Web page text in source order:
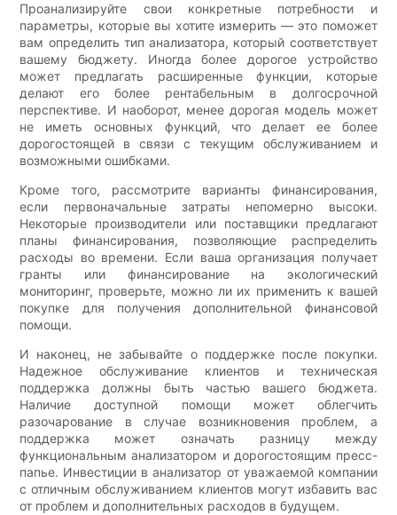
Проанализируйте свои конкретные потребности и
параметры, которые вы хотите измерить — это поможет
вам определить тип анализатора, который соответствует
вашему бюджету. Иногда более дорогое устройство
может предлагать расширенные функции, которые
делают его более рентабельным в долгосрочной
перспективе. И наоборот, менее дорогая модель может
не иметь основных функций, что делает ее более
дорогостоящей в связи с текущим обслуживанием и
возможными ошибками.
Кроме того, рассмотрите варианты финансирования,
если первоначальные затраты непомерно высоки.
Некоторые производители или поставщики предлагают
планы финансирования, позволяющие распределить
расходы во времени. Если ваша организация получает
гранты или финансирование на экологический
мониторинг, проверьте, можно ли их применить к вашей
покупке для получения дополнительной финансовой
помощи.
И наконец, не забывайте о поддержке после покупки.
Надежное обслуживание клиентов и техническая
поддержка должны быть частью вашего бюджета.
Наличие доступной помощи может облегчить
разочарование в случае возникновения проблем, а
поддержка может означать разницу между
функциональным анализатором и дорогостоящим пресс-
папье. Инвестиции в анализатор от уважаемой компании
с отличным обслуживанием клиентов могут избавить вас
от проблем и дополнительных расходов в будущем.